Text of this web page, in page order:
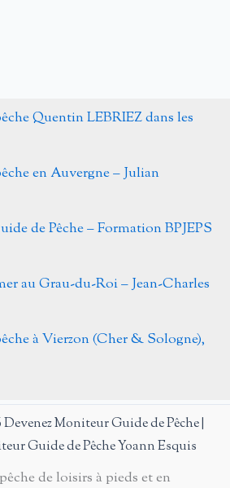
Quentin LEBRIEZ dans les
en Auvergne – Julian
de Pêche – Formation BPJEPS
au Grau-du-Roi – Jean-Charles
à Vierzon (Cher & Sologne),
Moniteur Guide de Pêche |
Guide de Pêche Yoann Esquis
de loisirs à pieds et en